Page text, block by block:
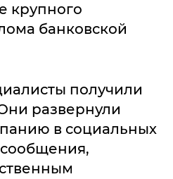
крупного
банковской
получили
развернули
в социальных
сообщения,